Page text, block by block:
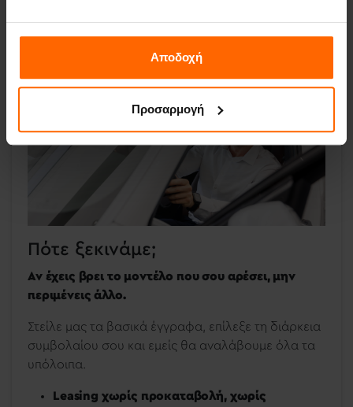
Αποδοχή
Προσαρμογή
Πότε ξεκινάμε;
Αν έχεις βρει το μοντέλο που σου αρέσει, μην
περιμένεις άλλο.
Στείλε μας τα βασικά έγγραφα, επίλεξε τη διάρκεια
συμβολαίου σου και εμείς θα αναλάβουμε όλα τα
υπόλοιπα.
Leasing χωρίς προκαταβολή, χωρίς